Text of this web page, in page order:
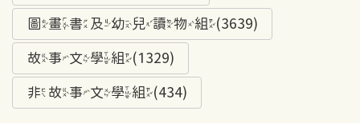
圖畫書及幼兒讀物組(3639)
故事文學組(1329)
非故事文學組(434)